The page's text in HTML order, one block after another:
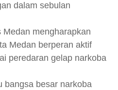
dalam sebulan
mengharapkan
Medan berperan aktif
peredaran gelap narkoba
bangsa besar narkoba